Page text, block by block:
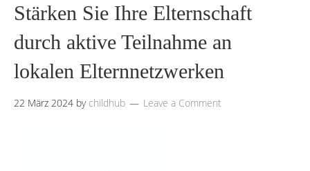
Stärken Sie Ihre Elternschaft
durch aktive Teilnahme an
lokalen Elternnetzwerken
22 März 2024 by childhub Leave a Comment